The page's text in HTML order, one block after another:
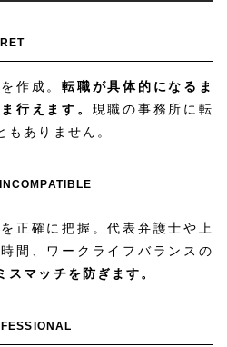
作成。転職が具体的になるま
行えます。 現職の事務所に転
もありません。
INCOMPATIBLE
正確に把握。代表弁護士や上
間、ワークライフバランスの
スマッチを防ぎます。